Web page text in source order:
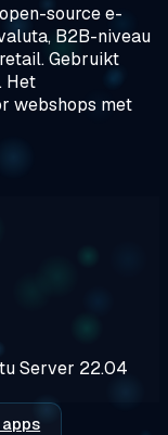
source e-
B2B-niveau
Gebruikt
Het
webshops met
Server 22.04